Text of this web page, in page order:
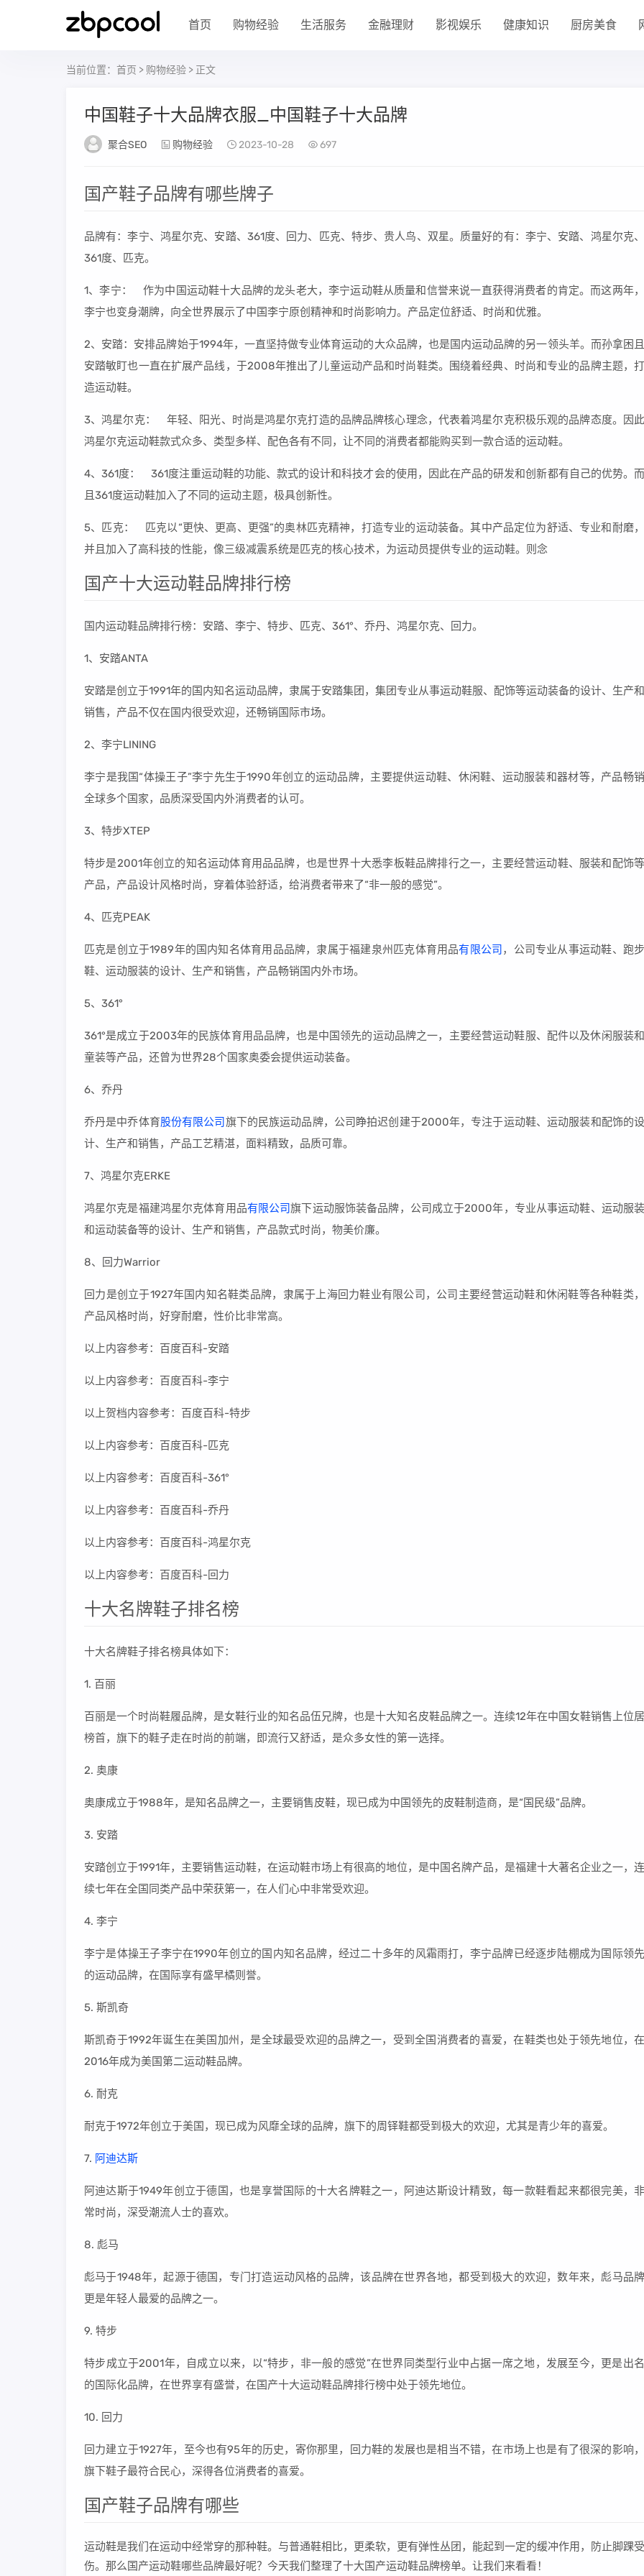
首页 购物经验 生活服务 金融理财 影视娱乐 健康知识 厨房美食
当前位置： 首页 > 购物经验 > 正文
中国鞋子十大品牌衣服_中国鞋子十大品牌
聚合SEO 购物经验 2023-10-28 697
国产鞋子品牌有哪些牌子
品牌有：李宁、鸿星尔克、安踏、361度、回力、匹克、特步、贵人鸟、双星。质量好的有：李宁、安踏、鸿星尔克、
361度、匹克。
1、李宁： 作为中国运动鞋十大品牌的龙头老大，李宁运动鞋从质量和信誉来说一直获得消费者的肯定。而这两年，
李宁也变身潮牌，向全世界展示了中国李宁原创精神和时尚影响力。产品定位舒适、时尚和优雅。
2、安踏：安排品牌始于1994年，一直坚持做专业体育运动的大众品牌，也是国内运动品牌的另一领头羊。而孙拿困且
安踏敏盯也一直在扩展产品线，于2008年推出了儿童运动产品和时尚鞋类。围绕着经典、时尚和专业的品牌主题，打
造运动鞋。
3、鸿星尔克： 年轻、阳光、时尚是鸿星尔克打造的品牌品牌核心理念，代表着鸿星尔克积极乐观的品牌态度。因此
鸿星尔克运动鞋款式众多、类型多样、配色各有不同，让不同的消费者都能购买到一款合适的运动鞋。
4、361度： 361度注重运动鞋的功能、款式的设计和科技才会的使用，因此在产品的研发和创新都有自己的优势。而
且361度运动鞋加入了不同的运动主题，极具创新性。
5、匹克： 匹克以“更快、更高、更强”的奥林匹克精神，打造专业的运动装备。其中产品定位为舒适、专业和耐磨，
并且加入了高科技的性能，像三级减震系统是匹克的核心技术，为运动员提供专业的运动鞋。则念
国产十大运动鞋品牌排行榜
国内运动鞋品牌排行榜：安踏、李宁、特步、匹克、361°、乔丹、鸿星尔克、回力。
1、安踏ANTA
安踏是创立于1991年的国内知名运动品牌，隶属于安踏集团，集团专业从事运动鞋服、配饰等运动装备的设计、生产和
销售，产品不仅在国内很受欢迎，还畅销国际市场。
2、李宁LINING
李宁是我国“体操王子”李宁先生于1990年创立的运动品牌，主要提供运动鞋、休闲鞋、运动服装和器材等，产品畅销
全球多个国家，品质深受国内外消费者的认可。
3、特步XTEP
特步是2001年创立的知名运动体育用品品牌，也是世界十大悉李板鞋品牌排行之一，主要经营运动鞋、服装和配饰等
产品，产品设计风格时尚，穿着体验舒适，给消费者带来了“非一般的感觉”。
4、匹克PEAK
匹克是创立于1989年的国内知名体育用品品牌，隶属于福建泉州匹克体育用品有限公司 ，公司专业从事运动鞋、跑
鞋、运动服装的设计、生产和销售，产品畅销国内外市场。
5、361°
361°是成立于2003年的民族体育用品品牌，也是中国领先的运动品牌之一，主要经营运动鞋服、配件以及休闲服装和
童装等产品，还曾为世界28个国家奥委会提供运动装备。
6、乔丹
乔丹是中乔体育股份有限公司旗下的民族运动品牌，公司睁拍迟创建于2000年，专注于运动鞋、运动服装和配饰的
计、生产和销售，产品工艺精湛，面料精致，品质可靠。
7、鸿星尔克ERKE
鸿星尔克是福建鸿星尔克体育用品有限公司旗下运动服饰装备品牌，公司成立于2000年，专业从事运动鞋、运动服
和运动装备等的设计、生产和销售，产品款式时尚，物美价廉。
8、回力Warrior
回力是创立于1927年国内知名鞋类品牌，隶属于上海回力鞋业有限公司，公司主要经营运动鞋和休闲鞋等各种鞋类，
产品风格时尚，好穿耐磨，性价比非常高。
以上内容参考：百度百科-安踏
以上内容参考：百度百科-李宁
以上贺档内容参考：百度百科-特步
以上内容参考：百度百科-匹克
以上内容参考：百度百科-361°
以上内容参考：百度百科-乔丹
以上内容参考：百度百科-鸿星尔克
以上内容参考：百度百科-回力
十大名牌鞋子排名榜
十大名牌鞋子排名榜具体如下：
1. 百丽
百丽是一个时尚鞋履品牌，是女鞋行业的知名品伍兄牌，也是十大知名皮鞋品牌之一。连续12年在中国女鞋销售上位居
榜首，旗下的鞋子走在时尚的前端，即流行又舒适，是众多女性的第一选择。
2. 奥康
奥康成立于1988年，是知名品牌之一，主要销售皮鞋，现已成为中国领先的皮鞋制造商，是“国民级”品牌。
3. 安踏
安踏创立于1991年，主要销售运动鞋，在运动鞋市场上有很高的地位，是中国名牌产品，是福建十大著名企业之一，连
续七年在全国同类产品中荣获第一，在人们心中非常受欢迎。
4. 李宁
李宁是体操王子李宁在1990年创立的国内知名品牌，经过二十多年的风霜雨打，李宁品牌已经逐步陆棚成为国际领先
的运动品牌，在国际享有盛早橘则誉。
5. 斯凯奇
斯凯奇于1992年诞生在美国加州，是全球最受欢迎的品牌之一，受到全国消费者的喜爱，在鞋类也处于领先地位，在
2016年成为美国第二运动鞋品牌。
6. 耐克
耐克于1972年创立于美国，现已成为风靡全球的品牌，旗下的周铎鞋都受到极大的欢迎，尤其是青少年的喜爱。
7. 阿迪达斯
阿迪达斯于1949年创立于德国，也是享誉国际的十大名牌鞋之一，阿迪达斯设计精致，每一款鞋看起来都很完美，非
常时尚，深受潮流人士的喜欢。
8. 彪马
彪马于1948年，起源于德国，专门打造运动风格的品牌，该品牌在世界各地，都受到极大的欢迎，数年来，彪马品牌
更是年轻人最爱的品牌之一。
9. 特步
特步成立于2001年，自成立以来，以“特步，非一般的感觉”在世界同类型行业中占据一席之地，发展至今，更是出名
的国际化品牌，在世界享有盛誉，在国产十大运动鞋品牌排行榜中处于领先地位。
10. 回力
回力建立于1927年，至今也有95年的历史，寄你那里，回力鞋的发展也是相当不错，在市场上也是有了很深的影响，
旗下鞋子最符合民心，深得各位消费者的喜爱。
国产鞋子品牌有哪些
运动鞋是我们在运动中经常穿的那种鞋。与普通鞋相比，更柔软，更有弹性丛团，能起到一定的缓冲作用，防止脚踝受
伤。那么国产运动鞋哪些品牌最好呢？今天我们整理了十大国产运动鞋品牌榜单。让我们来看看！